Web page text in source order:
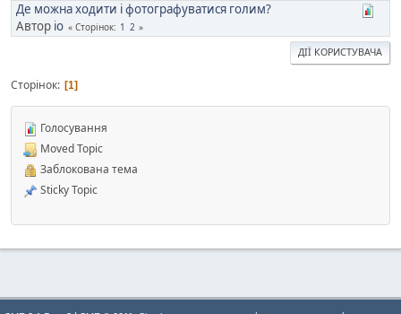
Де можна ходити і фотографуватися голим?
Автор io Сторінок 1 2
ДІЇ КОРИСТУВАЧА
Сторінок 1
Голосування
Moved Topic
Заблокована тема
Sticky Topic